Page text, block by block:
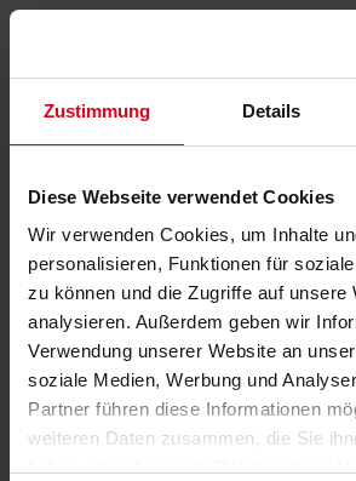
Zustimmung Details
Diese Webseite verwendet Cookies
Wir verwenden Cookies, um Inhalte
personalisieren, Funktionen für
zu können und die Zugriffe auf unsere
analysieren. Außerdem geben wir
Verwendung unserer Website an
soziale Medien, Werbung und
Partner führen diese Informationen
weiteren Daten zusammen, die Sie